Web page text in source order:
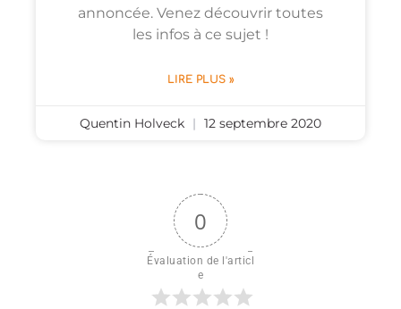
annoncée. Venez découvrir toutes
les infos à ce sujet !
LIRE PLUS »
Quentin Holveck 12 septembre 2020
0
Évaluation de l'articl
e